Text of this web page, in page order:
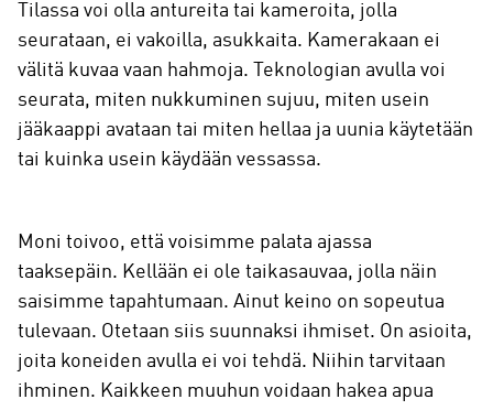
Tilassa voi olla antureita tai kameroita, jolla
seurataan, ei vakoilla, asukkaita. Kamerakaan ei
välitä kuvaa vaan hahmoja. Teknologian avulla voi
seurata, miten nukkuminen sujuu, miten usein
jääkaappi avataan tai miten hellaa ja uunia käytetään
tai kuinka usein käydään vessassa.
Moni toivoo, että voisimme palata ajassa
taaksepäin. Kellään ei ole taikasauvaa, jolla näin
saisimme tapahtumaan. Ainut keino on sopeutua
tulevaan. Otetaan siis suunnaksi ihmiset. On asioita,
joita koneiden avulla ei voi tehdä. Niihin tarvitaan
ihminen. Kaikkeen muuhun voidaan hakea apua